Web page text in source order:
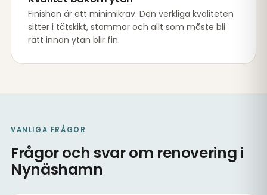
Finishen är ett minimikrav. Den verkliga kvaliteten
sitter i tätskikt, stommar och allt som måste bli
rätt innan ytan blir fin.
VANLIGA FRÅGOR
Frågor och svar om renovering i
Nynäshamn